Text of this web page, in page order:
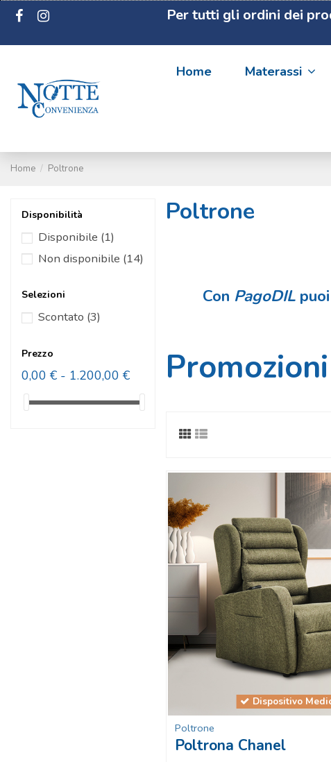
Per tutti gli ordini dei
Home Materassi
Home Poltrone
Poltrone
Con PagoDILpuoi
Dispositivo
Poltrone
Poltrona Chanel
Disponibilità
Disponibile (1)
Non disponibile (14)
Selezioni
Scontato (3)
Prezzo
0,00 € - 1.200,00 €